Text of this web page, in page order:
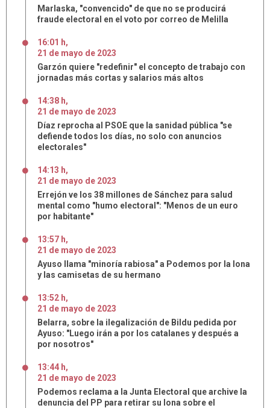
Marlaska, "convencido" de que no se producirá
fraude electoral en el voto por correo de Melilla
16:01 h,
21 de mayo de 2023
Garzón quiere "redefinir" el concepto de trabajo con
jornadas más cortas y salarios más altos
14:38 h,
21 de mayo de 2023
Díaz reprocha al PSOE que la sanidad pública "se
defiende todos los días, no solo con anuncios
electorales"
14:13 h,
21 de mayo de 2023
Errejón ve los 38 millones de Sánchez para salud
mental como "humo electoral": "Menos de un euro
por habitante"
13:57 h,
21 de mayo de 2023
Ayuso llama "minoría rabiosa" a Podemos por la lona
y las camisetas de su hermano
13:52 h,
21 de mayo de 2023
Belarra, sobre la ilegalización de Bildu pedida por
Ayuso: "Luego irán a por los catalanes y después a
por nosotros"
13:44 h,
21 de mayo de 2023
Podemos reclama a la Junta Electoral que archive la
denuncia del PP para retirar su lona sobre el